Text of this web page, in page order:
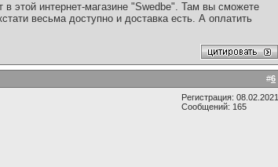
этой интернет-магазине "Swedbe". Там вы сможете
весьма доступно и доставка есть. А оплатить
#6
Регистрация: 08.02.2021
Сообщений: 165